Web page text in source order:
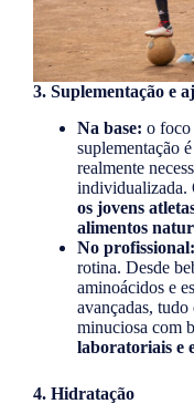
3. Suplementação e
Na base: o foco
suplementação
realmente
individualizada.
os jovens
alimentos
No profissional:
rotina. Desde
aminoácidos e
avançadas,
minuciosa com
laboratoriais e
4. Hidratação